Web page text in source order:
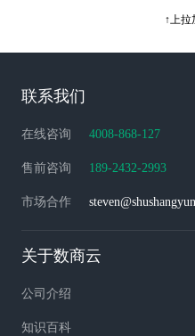
↑上拉
联系我们
在线咨询 4008-868-127
售前咨询 189-2432-2993
市场合作
关于数商云
公司介绍
知识百科